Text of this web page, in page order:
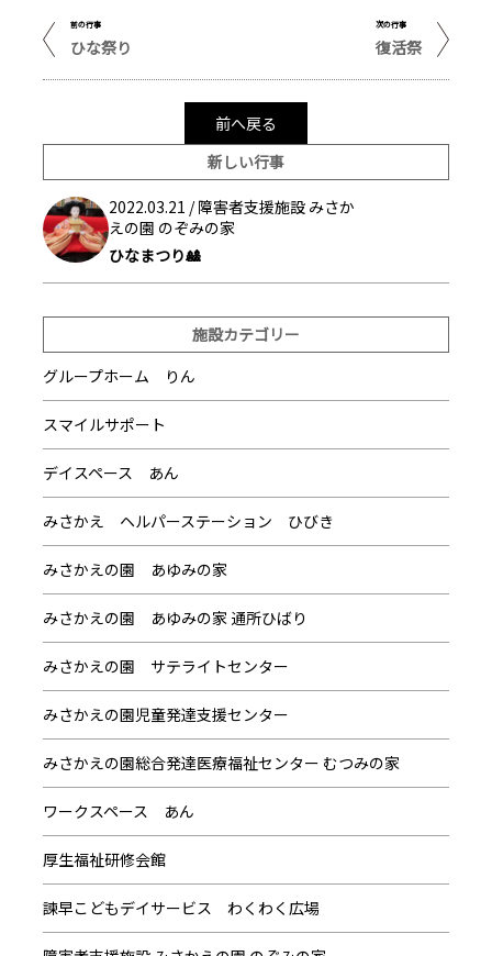
前の行事
ひな祭り
次の行事
復活祭
前へ戻る
新しい行事
2022.03.21 /障害者支援施設 みさか
えの園 のぞみの家
ひなまつり🎎
施設カテゴリー
グループホーム りん
スマイルサポート
デイスペース あん
みさかえ ヘルパーステーション ひびき
みさかえの園 あゆみの家
みさかえの園 あゆみの家 通所ひばり
みさかえの園 サテライトセンター
みさかえの園児童発達支援センター
みさかえの園総合発達医療福祉センター むつみの家
ワークスペース あん
厚生福祉研修会館
諫早こどもデイサービス わくわく広場